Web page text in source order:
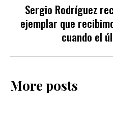
Sergio Rodríguez
ejemplar que
cuando el
More posts